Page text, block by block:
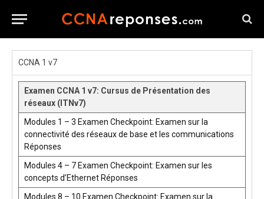
CCNA 1 v7
Examen CCNA 1 v7: Cursus de Présentation des
réseaux (ITNv7)
Modules 1 – 3 Examen Checkpoint: Examen sur la
connectivité des réseaux de base et les communications
Réponses
Modules 4 – 7 Examen Checkpoint: Examen sur les
concepts d’Ethernet Réponses
Modules 8 – 10 Examen Checkpoint: Examen sur la